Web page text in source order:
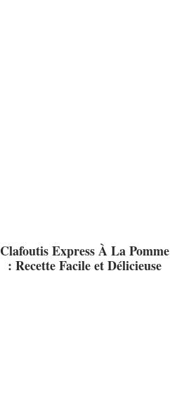
Clafoutis Express À La Pomme
: Recette Facile et Délicieuse